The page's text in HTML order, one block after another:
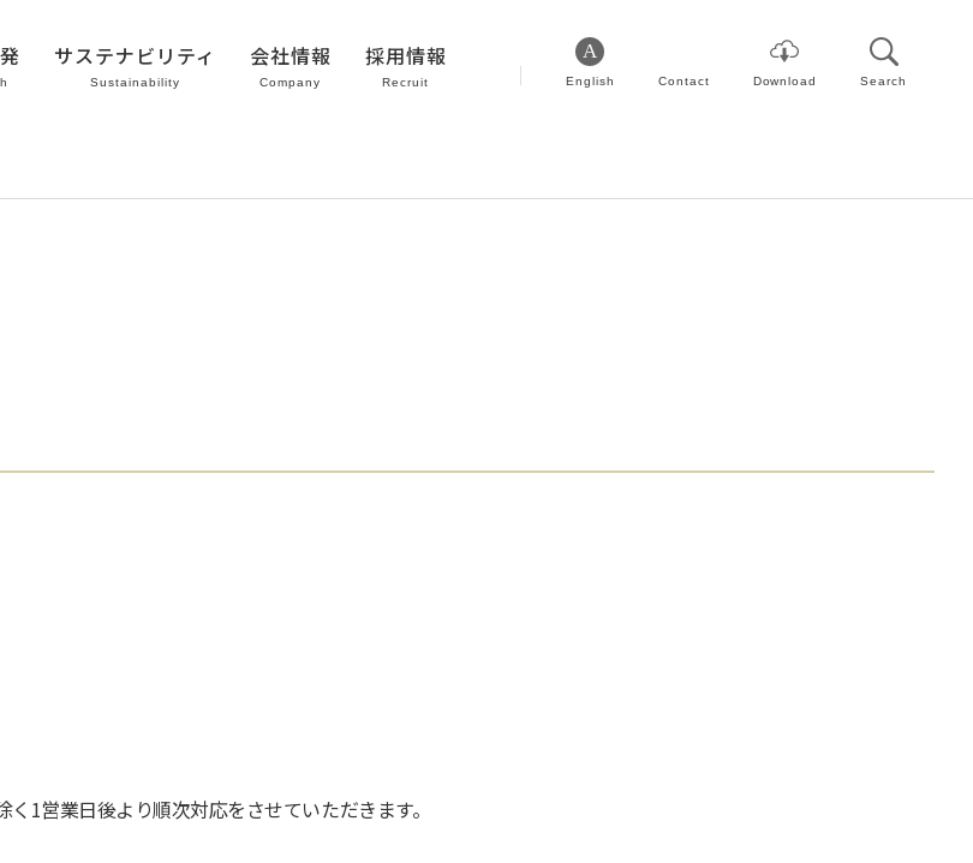
サステナビリティ
Sustainability
会社情報
Company
採用情報
Recruit English Contact Download Search
1営業日後より順次対応をさせていただきます。